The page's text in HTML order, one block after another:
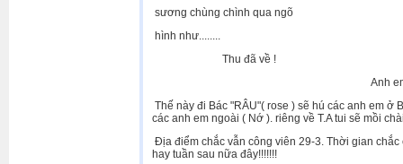
sương chùng chình qua ngõ
hình như........
Thu đã về !
Anh em Đà Nẵng ơi !!!!!!!
Thế này đi Bác "RÂU"( rose ) sẽ hú các anh em ở
các anh em ngoài ( Nớ ). riêng về T.A tui sẽ mồi
Địa điểm chắc vẫn công viên 29-3. Thời gian
hay tuần sau nữa đây!!!!!!!